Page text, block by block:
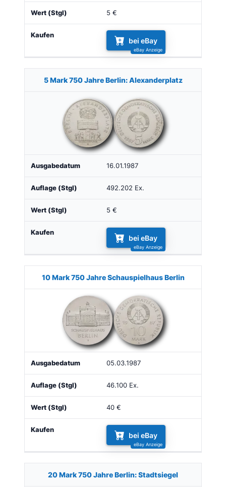
5 €
bei eBay
5 Mark 750 Jahre Berlin: Alexanderplatz
16.01.1987
492.202 Ex.
5 €
bei eBay
10 Mark 750 Jahre Schauspielhaus Berlin
05.03.1987
46.100 Ex.
40 €
bei eBay
20 Mark 750 Jahre Berlin: Stadtsiegel